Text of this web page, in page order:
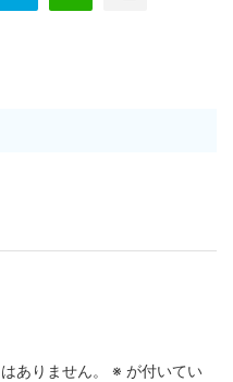
ありません。 ※ が付いてい